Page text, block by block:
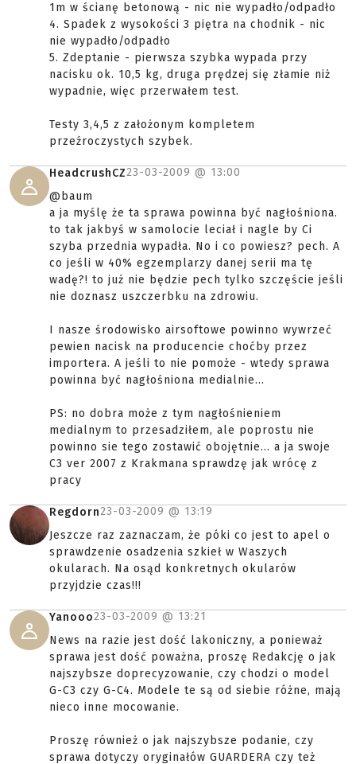
1m w ścianę betonową - nic nie wypadło/odpadło
4. Spadek z wysokości 3 piętra na chodnik - nic
nie wypadło/odpadło
5. Zdeptanie - pierwsza szybka wypada przy
nacisku ok. 10,5 kg, druga prędzej się złamie niż
wypadnie, więc przerwałem test.
Testy 3,4,5 z założonym kompletem
przeźroczystych szybek.
HeadcrushCZ23-03-2009 @ 13:00
@baum
a ja myślę że ta sprawa powinna być nagłośniona.
to tak jakbyś w samolocie leciał i nagle by Ci
szyba przednia wypadła. No i co powiesz? pech. A
co jeśli w 40% egzemplarzy danej serii ma tę
wadę?! to już nie będzie pech tylko szczęście jeśli
nie doznasz uszczerbku na zdrowiu.
I nasze środowisko airsoftowe powinno wywrzeć
pewien nacisk na producencie choćby przez
importera. A jeśli to nie pomoże - wtedy sprawa
powinna być nagłośniona medialnie...
PS: no dobra może z tym nagłośnieniem
medialnym to przesadziłem, ale poprostu nie
powinno sie tego zostawić obojętnie... a ja swoje
C3 ver 2007 z Krakmana sprawdzę jak wrócę z
pracy
Regdorn23-03-2009 @ 13:19
Jeszcze raz zaznaczam, że póki co jest to apel o
sprawdzenie osadzenia szkieł w Waszych
okularach. Na osąd konkretnych okularów
przyjdzie czas!!!
Yanooo23-03-2009 @ 13:21
News na razie jest dość lakoniczny, a ponieważ
sprawa jest dość poważna, proszę Redakcję o jak
najszybsze doprecyzowanie, czy chodzi o model
G-C3 czy G-C4. Modele te są od siebie różne, mają
nieco inne mocowanie.
Proszę również o jak najszybsze podanie, czy
sprawa dotyczy oryginałów GUARDERA czy też